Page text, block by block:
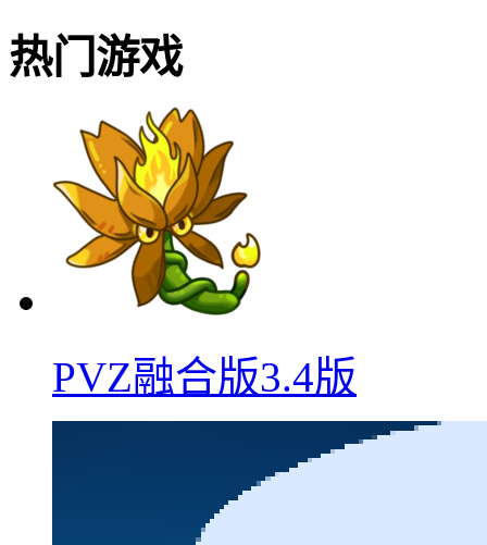
热门游戏
PVZ融合版3.4版